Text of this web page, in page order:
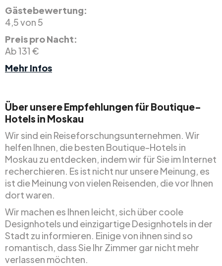
Gästebewertung:
4,5 von 5
Preis pro Nacht:
Ab 131 €
Mehr Infos
Über unsere Empfehlungen für Boutique-
Hotels in Moskau
Wir sind ein Reiseforschungsunternehmen. Wir
helfen Ihnen, die besten Boutique-Hotels in
Moskau zu entdecken, indem wir für Sie im Internet
recherchieren. Es ist nicht nur unsere Meinung, es
ist die Meinung von vielen Reisenden, die vor Ihnen
dort waren.
Wir machen es Ihnen leicht, sich über coole
Designhotels und einzigartige Designhotels in der
Stadt zu informieren. Einige von ihnen sind so
romantisch, dass Sie Ihr Zimmer gar nicht mehr
verlassen möchten.